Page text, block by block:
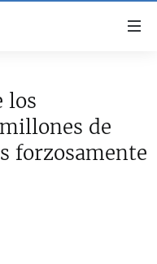
los
de
forzosamente